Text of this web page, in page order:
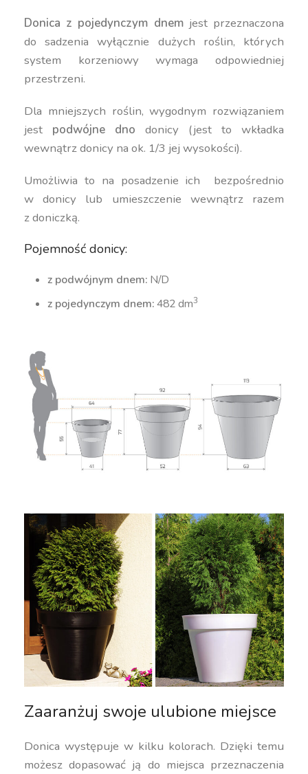
Donica z pojedynczym dnemjest przeznaczona
do sadzenia wyłącznie dużych roślin, których
system korzeniowy wymaga odpowiedniej
przestrzeni.
Dla mniejszych roślin, wygodnym rozwiązaniem
jest podwójne dno donicy (jest to wkładka
wewnątrz donicy na ok. 1/3 jej wysokości).
Umożliwia to na posadzenie ich bezpośrednio
w donicy lub umieszczenie wewnątrz razem
z doniczką.
Pojemność donicy:
z podwójnym dnem: N/D
z pojedynczym dnem:482 dm3
Zaaranżuj swoje ulubione miejsce
Donica występuje w kilku kolorach. Dzięki temu
możesz dopasować ją do miejsca przeznaczenia